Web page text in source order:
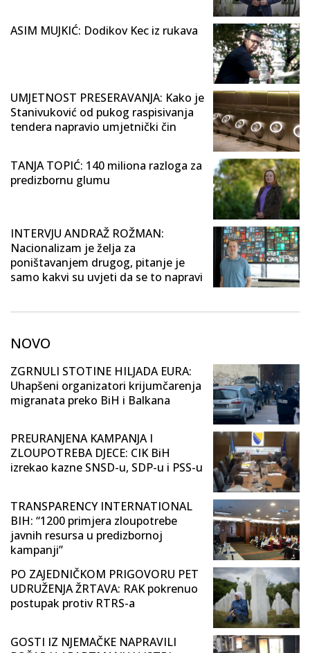
ASIM MUJKIĆ: Dodikov Kec iz rukava
UMJETNOST PRESERAVANJA: Kako je
Stanivuković od pukog raspisivanja
tendera napravio umjetnički čin
TANJA TOPIĆ: 140 miliona razloga za
predizbornu glumu
INTERVJU ANDRAŽ ROŽMAN:
Nacionalizam je želja za
poništavanjem drugog, pitanje je
samo kakvi su uvjeti da se to napravi
NOVO
ZGRNULI STOTINE HILJADA EURA:
Uhapšeni organizatori krijumčarenja
migranata preko BiH i Balkana
PREURANJENA KAMPANJA I
ZLOUPOTREBA DJECE: CIK BiH
izrekao kazne SNSD-u, SDP-u i PSS-u
TRANSPARENCY INTERNATIONAL
BIH: “1200 primjera zloupotrebe
javnih resursa u predizbornoj
kampanji”
PO ZAJEDNIČKOM PRIGOVORU PET
UDRUŽENJA ŽRTAVA: RAK pokrenuo
postupak protiv RTRS-a
GOSTI IZ NJEMAČKE NAPRAVILI